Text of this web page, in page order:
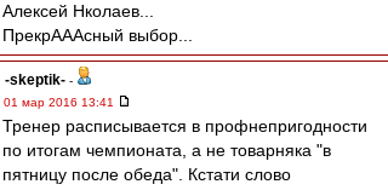
Алексей Нколаев...
ПрекрАААсный выбор...
-skeptik- -
01 мар 2016 13:41
Тренер расписывается в профнепригодности
по итогам чемпионата, а не товарняка "в
пятницу после обеда". Кстати слово